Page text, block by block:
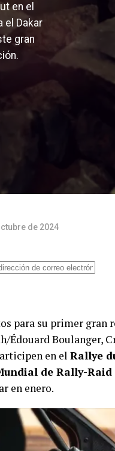
en el
el Dakar
gran
de 2024
para su primer gran
Édouard Boulanger,
en el Rallye
de Rally-Raid
en enero.